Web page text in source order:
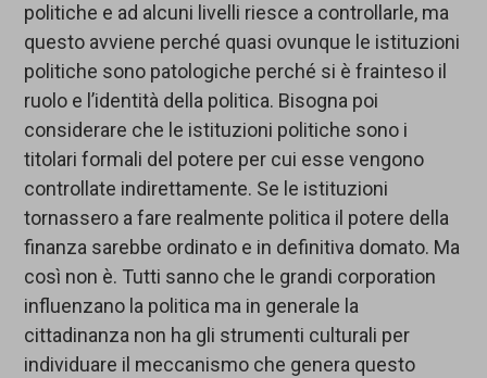
politiche e ad alcuni livelli riesce a controllarle, ma
questo avviene perché quasi ovunque le istituzioni
politiche sono patologiche perché si è frainteso il
ruolo e l’identità della politica. Bisogna poi
considerare che le istituzioni politiche sono i
titolari formali del potere per cui esse vengono
controllate indirettamente. Se le istituzioni
tornassero a fare realmente politica il potere della
finanza sarebbe ordinato e in definitiva domato. Ma
così non è. Tutti sanno che le grandi corporation
influenzano la politica ma in generale la
cittadinanza non ha gli strumenti culturali per
individuare il meccanismo che genera questo